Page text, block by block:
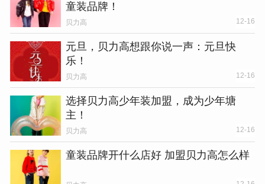
童装品牌！
贝力高 12-16
元旦，贝力高想跟你说一声：元旦快
乐！
贝力高 12-16
选择贝力高少年装加盟，成为少年塘
主！
贝力高 12-16
童装品牌开什么店好 加盟贝力高怎么样